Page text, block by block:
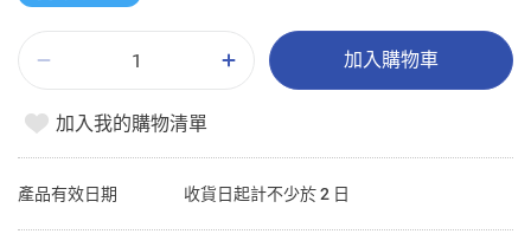
加入購物車
加入我的購物清單
產品有效日期 收貨日起計不少於 2 日